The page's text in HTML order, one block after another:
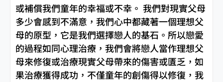
或補償我們童年的幸福或不幸。 我們對現實父母
多少會感到不滿意，我們心中都藏著一個理想父
母的原型，它是我們選擇戀人的基石。所以戀愛
的過程如同心理治療，我們會將戀人當作理想父
母來修復或治療現實父母帶來的傷害或匱乏，如
果治療獲得成功，不僅童年的創傷得以修復，我